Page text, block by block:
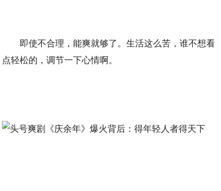
即使不合理，能爽就够了。生活这么苦，谁不想看
点轻松的，调节一下心情啊。